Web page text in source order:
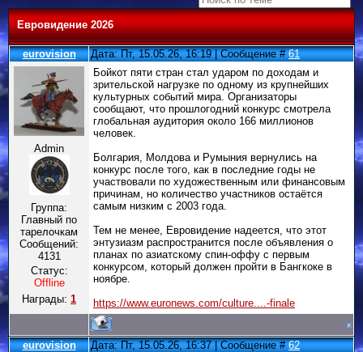
Евровидение 2026
eurovision Дата: Пт, 15.05.26, 16:19 | Сообщение #61
Admin
Группа:
Главный по
тарелочкам
Сообщений:
4131
Статус:
Offline
Награды: 1
Бойкот пяти стран стал ударом по доходам и
зрительской нагрузке по одному из крупнейших
культурных событий мира. Организаторы
сообщают, что прошлогодний конкурс смотрела
глобальная аудитория около 166 миллионов
человек.
Болгария, Молдова и Румыния вернулись на
конкурс после того, как в последние годы не
участвовали по художественным или финансовым
причинам, но количество участников остаётся
самым низким с 2003 года.
Тем не менее, Евровидение надеется, что этот
энтузиазм распространится после объявления о
планах по азиатскому спин-оффу с первым
конкурсом, который должен пройти в Бангкоке в
ноябре.
https://www.euronews.com/culture....-finale
eurovision Дата: Пт, 15.05.26, 16:37 | Сообщение #62